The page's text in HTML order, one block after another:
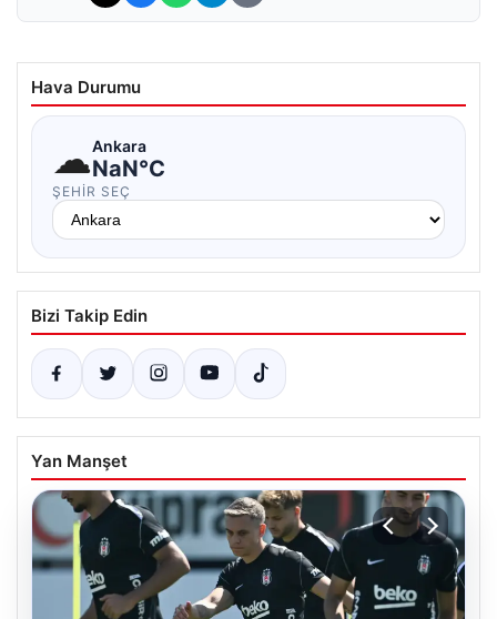
Hava Durumu
☁Ankara
NaN°C
ŞEHIR SEÇ
Bizi Takip Edin
Yan Manşet